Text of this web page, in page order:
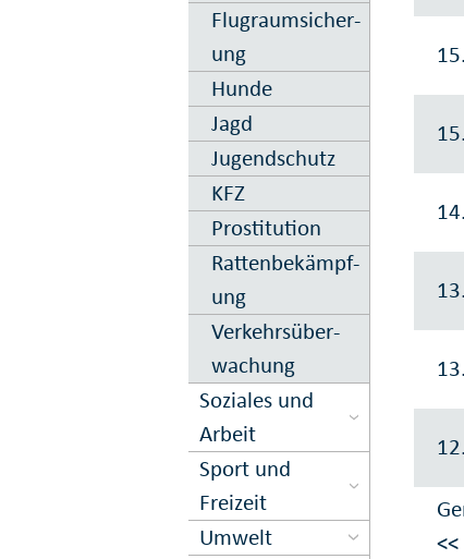
Flugraum­sicher­
ung
Hunde
Jagd
Jugend­schutz
KFZ
Prostitution
Ratten­be­kämpf­
ung
Verkehrs­über­
wachung
Soziales und
Arbeit
Sport und
Freizeit
Umwelt
<<